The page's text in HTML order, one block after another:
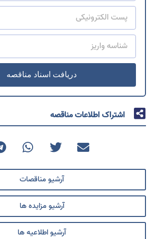
دریافت اسناد مناقصه
اشتراک اطلاعات مناقصه
آرشیو مناقصات
آرشیو مزایده ها
آرشیو اطلاعیه ها